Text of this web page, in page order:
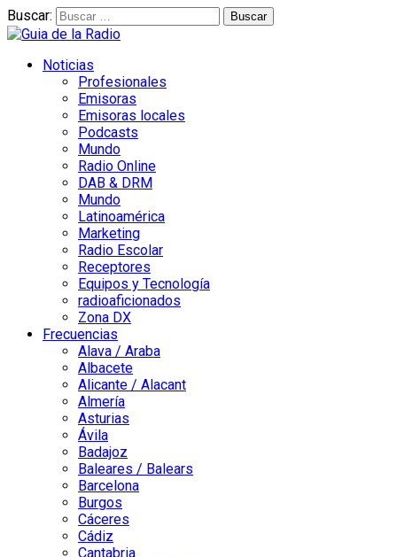
Buscar:
Noticias
Profesionales
Emisoras
Emisoras locales
Podcasts
Mundo
Radio Online
DAB & DRM
Mundo
Latinoamérica
Marketing
Radio Escolar
Receptores
Equipos y Tecnología
radioaficionados
Zona DX
Frecuencias
Alava / Araba
Albacete
Alicante / Alacant
Almería
Asturias
Ávila
Badajoz
Baleares / Balears
Barcelona
Burgos
Cáceres
Cádiz
Cantabria